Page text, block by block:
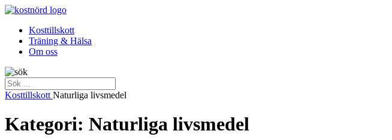
Kosttillskott
Träning & Hälsa
Om oss
Kosttillskott Naturliga livsmedel
Kategori: Naturliga livsmedel